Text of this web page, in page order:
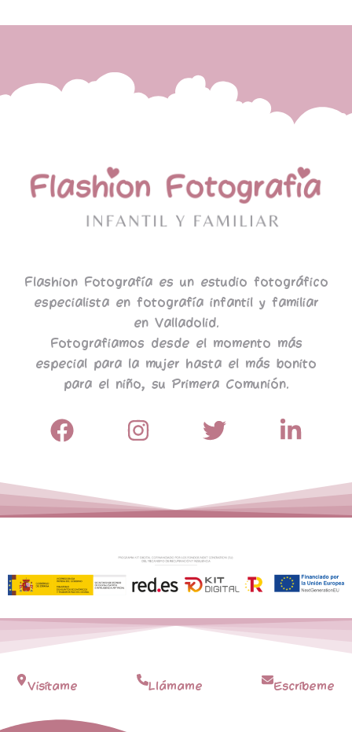
Flashion Fotografía es un estudio fotográfico
especialista en fotografía infantil y familiar
en Valladolid.
Fotografiamos desde el momento más
especial para la mujer hasta el más bonito
para el niño, su Primera Comunión.
Visítame Llámame Escríbeme